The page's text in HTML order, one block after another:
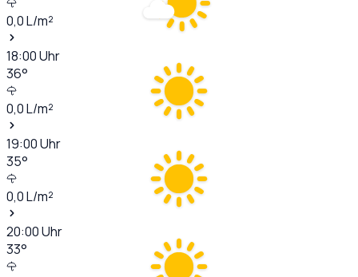
0,0L/m²
18:00Uhr
36°
0,0L/m²
19:00Uhr
35°
0,0L/m²
20:00Uhr
33°